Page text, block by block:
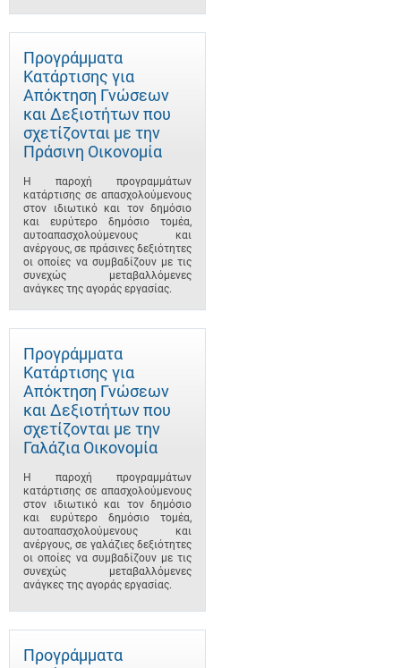
Προγράμματα
Κατάρτισης για
Απόκτηση Γνώσεων
και Δεξιοτήτων που
σχετίζονται με την
Πράσινη Οικονομία
Η παροχή προγραμμάτων
κατάρτισης σε απασχολούμενους
στον ιδιωτικό και τον δημόσιο
και ευρύτερο δημόσιο τομέα,
αυτοαπασχολούμενους και
ανέργους, σε πράσινες δεξιότητες
οι οποίες να συμβαδίζουν με τις
συνεχώς μεταβαλλόμενες
ανάγκες της αγοράς εργασίας.
Προγράμματα
Κατάρτισης για
Απόκτηση Γνώσεων
και Δεξιοτήτων που
σχετίζονται με την
Γαλάζια Οικονομία
Η παροχή προγραμμάτων
κατάρτισης σε απασχολούμενους
στον ιδιωτικό και τον δημόσιο
και ευρύτερο δημόσιο τομέα,
αυτοαπασχολούμενους και
ανέργους, σε γαλάζιες δεξιότητες
οι οποίες να συμβαδίζουν με τις
συνεχώς μεταβαλλόμενες
ανάγκες της αγοράς εργασίας.
Προγράμματα